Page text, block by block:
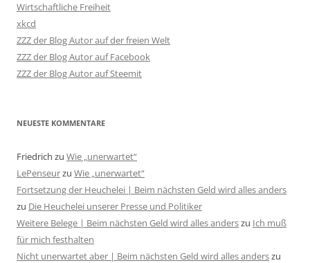
Wirtschaftliche Freiheit
xkcd
ZZZ der Blog Autor auf der freien Welt
ZZZ der Blog Autor auf Facebook
ZZZ der Blog Autor auf Steemit
NEUESTE KOMMENTARE
Friedrich zu Wie „unerwartet“
LePenseurzu Wie „unerwartet“
Fortsetzung der Heuchelei | Beim nächsten Geld wird alles anders
zu Die Heuchelei unserer Presse und Politiker
Weitere Belege | Beim nächsten Geld wird alles anderszu Ich muß
für mich festhalten
Nicht unerwartet aber | Beim nächsten Geld wird alles anderszu